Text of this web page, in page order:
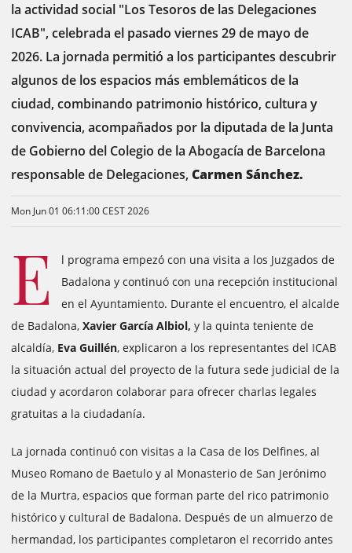
la actividad social "Los Tesoros de las Delegaciones
ICAB", celebrada el pasado viernes 29 de mayo de
2026. La jornada permitió a los participantes descubrir
algunos de los espacios más emblemáticos de la
ciudad, combinando patrimonio histórico, cultura y
convivencia, acompañados por la diputada de la Junta
de Gobierno del Colegio de la Abogacía de Barcelona
responsable de Delegaciones, Carmen Sánchez.
Mon Jun 01 06:11:00 CEST 2026
E
l programa empezó con una visita a los Juzgados de
Badalona y continuó con una recepción institucional
en el Ayuntamiento. Durante el encuentro, el alcalde
de Badalona, ​​ Xavier García Albiol, y la quinta teniente de
alcaldía, Eva Guillén, explicaron a los representantes del ICAB
la situación actual del proyecto de la futura sede judicial de la
ciudad y acordaron colaborar para ofrecer charlas legales
gratuitas a la ciudadanía.
La jornada continuó con visitas a la Casa de los Delfines, al
Museo Romano de Baetulo y al Monasterio de San Jerónimo
de la Murtra, espacios que forman parte del rico patrimonio
histórico y cultural de Badalona. Después de un almuerzo de
hermandad, los participantes completaron el recorrido antes